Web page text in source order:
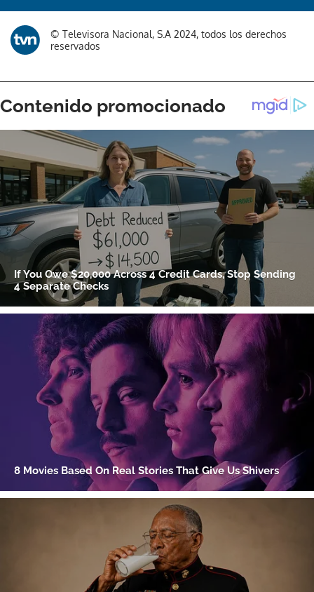
© Televisora Nacional, S.A 2024, todos los derechos
reservados